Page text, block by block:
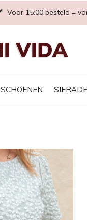
SCHOENEN
Voor 15:00 besteld =